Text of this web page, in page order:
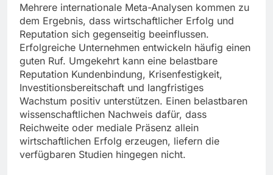
Mehrere internationale Meta-Analysen kommen zu
dem Ergebnis, dass wirtschaftlicher Erfolg und
Reputation sich gegenseitig beeinflussen.
Erfolgreiche Unternehmen entwickeln häufig einen
guten Ruf. Umgekehrt kann eine belastbare
Reputation Kundenbindung, Krisenfestigkeit,
Investitionsbereitschaft und langfristiges
Wachstum positiv unterstützen. Einen belastbaren
wissenschaftlichen Nachweis dafür, dass
Reichweite oder mediale Präsenz allein
wirtschaftlichen Erfolg erzeugen, liefern die
verfügbaren Studien hingegen nicht.